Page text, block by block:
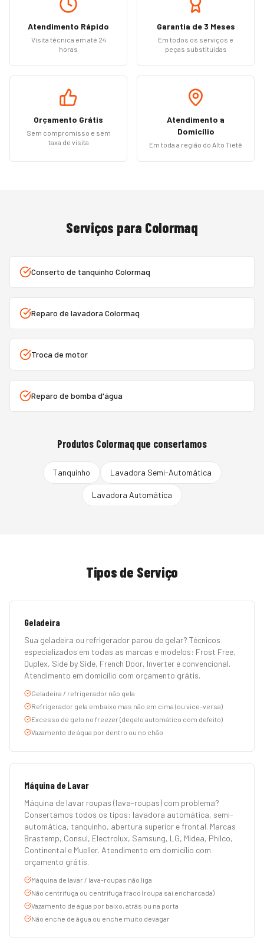
Atendimento Rápido
Visita técnica em até 24
horas
Garantia de 3 Meses
Em todos os serviços e
peças substituídas
Orçamento Grátis
Sem compromisso e sem
taxa de visita
Atendimento a
Domicílio
Em toda a região do Alto Tietê
Serviços para Colormaq
Conserto de tanquinho Colormaq
Reparo de lavadora Colormaq
Troca de motor
Reparo de bomba d'água
Produtos Colormaqque consertamos
Tanquinho Lavadora Semi-Automática
Lavadora Automática
Tipos de Serviço
Geladeira
Sua geladeira ou refrigerador parou de gelar? Técnicos
especializados em todas as marcas e modelos: Frost Free,
Duplex, Side by Side, French Door, Inverter e convencional.
Atendimento em domicílio com orçamento grátis.
Geladeira / refrigerador não gela
Refrigerador gela embaixo mas não em cima (ou vice-versa)
Excesso de gelo no freezer (degelo automático com defeito)
Vazamento de água por dentro ou no chão
Máquina de Lavar
Máquina de lavar roupas (lava-roupas) com problema?
Consertamos todos os tipos: lavadora automática, semi-
automática, tanquinho, abertura superior e frontal. Marcas
Brastemp, Consul, Electrolux, Samsung, LG, Midea, Philco,
Continental e Mueller. Atendimento em domicílio com
orçamento grátis.
Máquina de lavar / lava-roupas não liga
Não centrifuga ou centrifuga fraco (roupa sai encharcada)
Vazamento de água por baixo, atrás ou na porta
Não enche de água ou enche muito devagar